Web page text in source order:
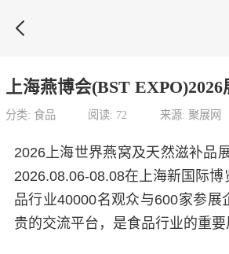

上海燕博会(BST
分类: 食品 阅读: 72 来源: 聚展网
2026上海世界燕窝及天然滋补品
2026.08.06-08.08在上海新国际博
品行业40000名观众与600家参展
贵的交流平台，是食品行业的重要